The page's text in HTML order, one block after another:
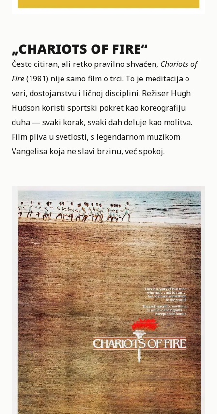
„CHARIOTS OF FIRE“
Često citiran, ali retko pravilno shvaćen, Chariots of
Fire(1981) nije samo film o trci. To je meditacija o
veri, dostojanstvu i ličnoj disciplini. Režiser Hugh
Hudson koristi sportski pokret kao koreografiju
duha — svaki korak, svaki dah deluje kao molitva.
Film pliva u svetlosti, s legendarnom muzikom
Vangelisa koja ne slavi brzinu, već spokoj.